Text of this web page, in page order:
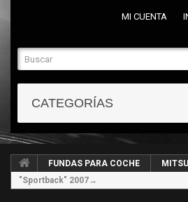
MI CUENTA
CATEGORÍAS
FUNDAS PARA COCHE
"Sportback" 2007→